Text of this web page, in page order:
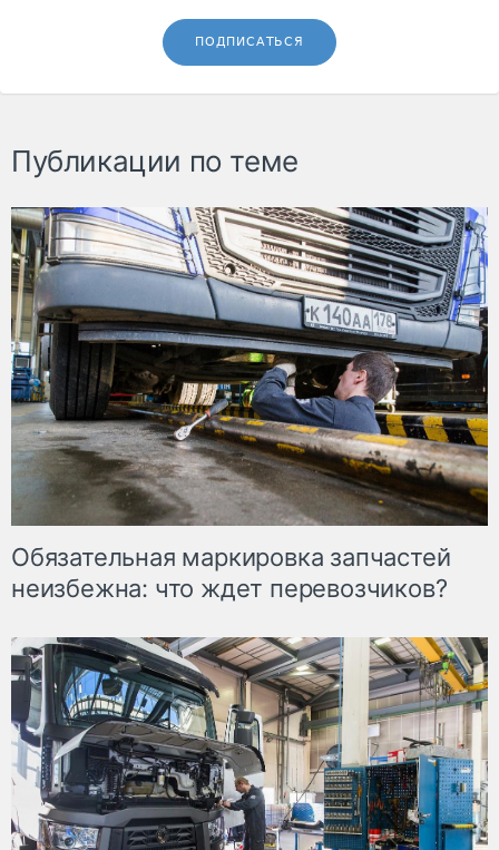
ПОДПИСАТЬСЯ
Публикации по теме
Обязательная маркировка запчастей
неизбежна: что ждет перевозчиков?